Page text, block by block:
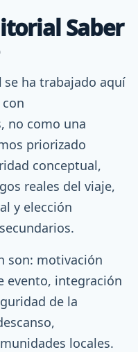
Saber
se ha trabajado aquí
no como una
priorizado
conceptual,
reales del viaje,
y elección
son: motivación
evento, integración
de la
locales.